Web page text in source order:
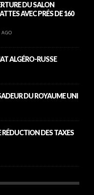
DU SALON
AVEC PRÉS DE 160
AGO
ALGÉRO-RUSSE
DU ROYAUME UNI
DES TAXES